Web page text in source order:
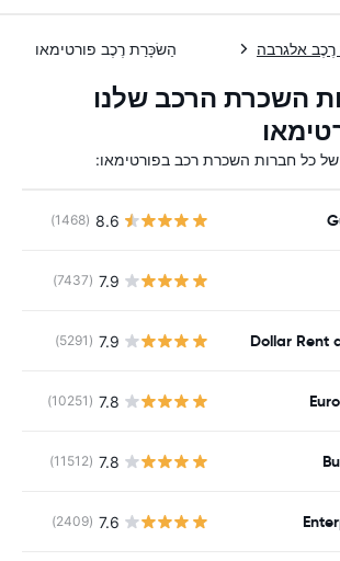
אלגרבה הַשׂכָּרַת רֶכֶב פורטימאו
השכרת הרכב שלנו
של כל חברות השכרת רכב בפורטימאו:
8.6
(1468)
7.9
(7437)
Dollar Rent
7.9
(5291)
7.8
(10251)
7.8
(11512)
7.6
(2409)